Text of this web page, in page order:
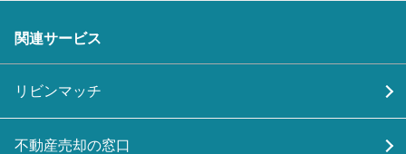
関連サービス
リビンマッチ
不動産売却の窓口